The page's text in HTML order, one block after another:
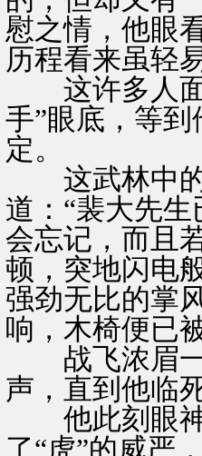
慰之情，他眼
历程看来虽轻
这许多人面
手”眼底，等
定。
这武林中的
道：“裴大先
会忘记，而且
顿，突地闪电
强劲无比的掌
响，木椅便已
战飞浓眉一
声，直到他临
他此刻眼神
了“虎”的威严